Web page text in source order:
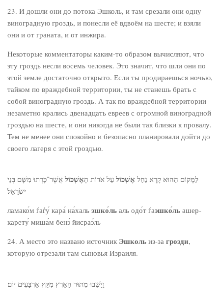
23. И дошли они до потока Эшколь, и там срезали они одну
виноградную гроздь, и понесли её вдвоём на шесте; и взяли
они и от граната, и от инжира.
Некоторые комментаторы каким-то образом вычисляют, что
эту гроздь несли восемь человек. Это значит, что шли они по
этой земле достаточно открыто. Если ты продираешься ночью,
тайком по враждебной территории, ты не станешь брать с
собой виноградную гроздь. А так по враждебной территории
незаметно крались двенадцать евреев с огромной виноградной
гроздью на шесте, и они никогда не были так близки к провалу.
Тем не менее они спокойно и безопасно планировали дойти до
своего лагеря с этой гроздью.
לַמָּקוֹם הַהוּא קָרָא נַחַל אֶשְׁכּוֹל עַל אֹדוֹת הָאֶשְׁכּוֹל אֲשֶׁר־כָּרְתוּ מִשָּׁם בְּנֵי
יִשְׂרָאֵל׃
ламако́м ѓаѓу́ кара́ на́халь эшко́ль аль одо́т ѓаэшко́ль ашер-
карету́ миша́м бенэ́ йисраэ́ль
24. А место это названо источник Эшколь из-за грозди,
которую отрезали там сыновья Израиля.
וַיָּשֻׁבוּ מִתּוּר הָאָרֶץ מִקֵּץ אַרְבָּעִים יוֹם׃